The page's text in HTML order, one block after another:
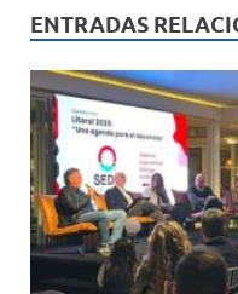
s
A
p
p
b
o
o
k
ENTRADAS